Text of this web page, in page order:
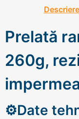
Descriere
Prelată
260g,
⚙️Date